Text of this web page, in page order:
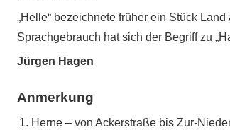
„Helle“ bezeichnete früher ein Stück
Sprachgebrauch hat sich der Begriff zu
Jürgen Hagen
Anmerkung
Herne – von Ackerstraße bis Zur-